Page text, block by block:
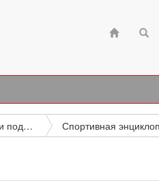
Биографические и подобные исследования